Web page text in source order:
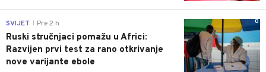
0
SVIJET Pre 2 h
Ruski stručnjaci pomažu u Africi:
Razvijen prvi test za rano otkrivanje
nove varijante ebole